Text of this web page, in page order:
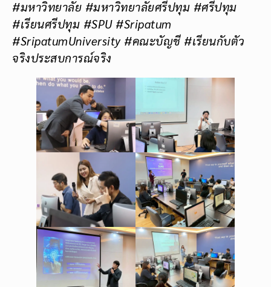
#มหาวิทยาลัย #มหาวิทยาลัยศรีปทุม #ศรีปทุม
#เรียนศรีปทุม #SPU #Sripatum
#SripatumUniversity #คณะบัญชี #เรียนกับตัว
จริงประสบการณ์จริง